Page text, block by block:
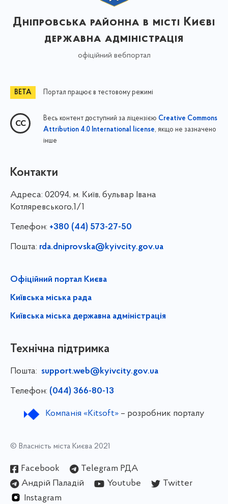
Дніпровська районна в місті Києві
державна адміністрація
офіційний вебпортал
Портал працює в тестовому режимі
Весь контент доступний за ліцензією Creative Commons
Attribution 4.0 International license, якщо не зазначено
інше
Контакти
Адреса: 02094, м. Київ, бульвар Івана
Котляревського,1/1
Телефон: +380 (44) 573-27-50
Пошта: rda.dniprovska@kyivcity.gov.ua
Офіційний портал Києва
Київська міська рада
Київська міська державна адміністрація
Технічна підтримка
Пошта: support.web@kyivcity.gov.ua
Телефон: (044) 366-80-13
Компанія «Kitsoft»– розробник порталу
© Власність міста Києва 2021
Facebook
Telegram РДА
Андрій Паладій
Youtube
Twitter
Instagram